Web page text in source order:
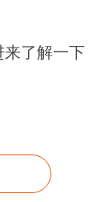
来了解一下